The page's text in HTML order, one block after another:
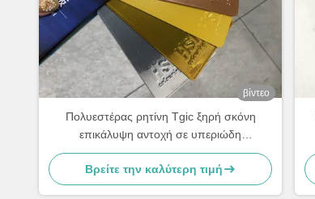
βίντεο
Πολυεστέρας ρητίνη Tgic ξηρή σκόνη
επικάλυψη αντοχή σε υπεριώδη
ακτινοβολία υφή υψηλή θερμότητα
Βρείτε την καλύτερη τιμή